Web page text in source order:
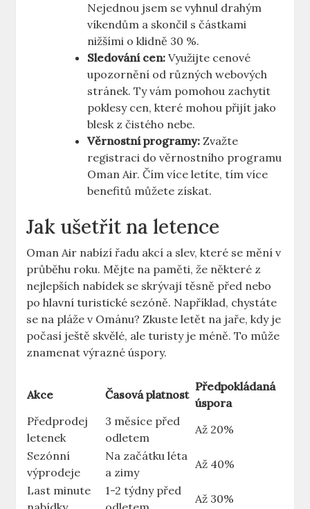
Nejednou jsem se vyhnul drahým
víkendům a skončil s částkami
nižšími o klidně 30 %.
Sledování cen: Využijte cenové
upozornění od různých webových
stránek. Ty vám pomohou zachytit
poklesy cen, které mohou přijít jako
blesk z čistého nebe.
Věrnostní programy: Zvažte
registraci do věrnostního programu
Oman Air. Čím více letíte, tím více
benefitů můžete získat.
Jak ušetřit na letence
Oman Air nabízí řadu akcí a slev, které se mění v
průběhu roku. Mějte na paměti, že některé z
nejlepších nabídek se skrývají těsně před nebo
po hlavní turistické sezóně. Například, chystáte
se na pláže v Ománu? Zkuste letět na jaře, kdy je
počasí ještě skvělé, ale turisty je méně. To může
znamenat výrazné úspory.
Akce Časová platnost
Předpokládaná
úspora
Předprodej
letenek
3 měsíce před
odletem
Až 20%
Sezónní
výprodeje
Na začátku léta
a zimy
Až 40%
Last minute
1-2 týdny před
Až 30%